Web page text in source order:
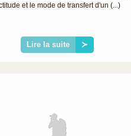
et le mode de transfert d'un (...)
Lire la suite ≻